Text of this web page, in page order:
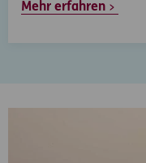
Mehr erfahren